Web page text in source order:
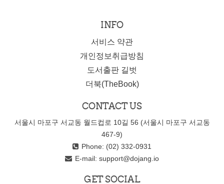
INFO
서비스 약관
개인정보취급방침
도서출판 길벗
더북(TheBook)
CONTACT US
서울시 마포구 서교동 월드컵로 10길 56 (서울시 마포구 서교동
467-9)
Phone: (02) 332-0931
E-mail: support@dojang.io
GET SOCIAL